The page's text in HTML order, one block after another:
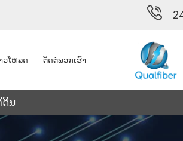
ວໂຫລດ ຕິດ​ຕໍ່​ພວກ​ເຮົາ
ດິນ